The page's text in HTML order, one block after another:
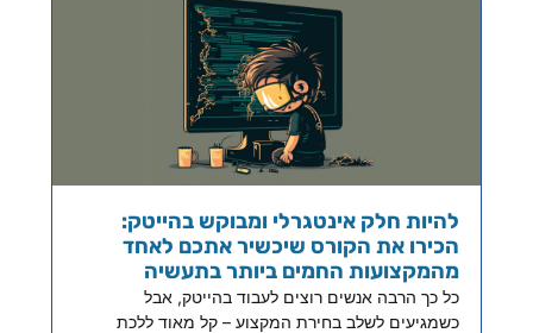
להיות חלק אינטגרלי ומבוקש בהייטק:
הכירו את הקורס שיכשיר אתכם לאחד
מהמקצועות החמים ביותר בתעשיה
כל כך הרבה אנשים רוצים לעבוד בהייטק, אבל
כשמגיעים לשלב בחירת המקצוע – קל מאוד ללכת